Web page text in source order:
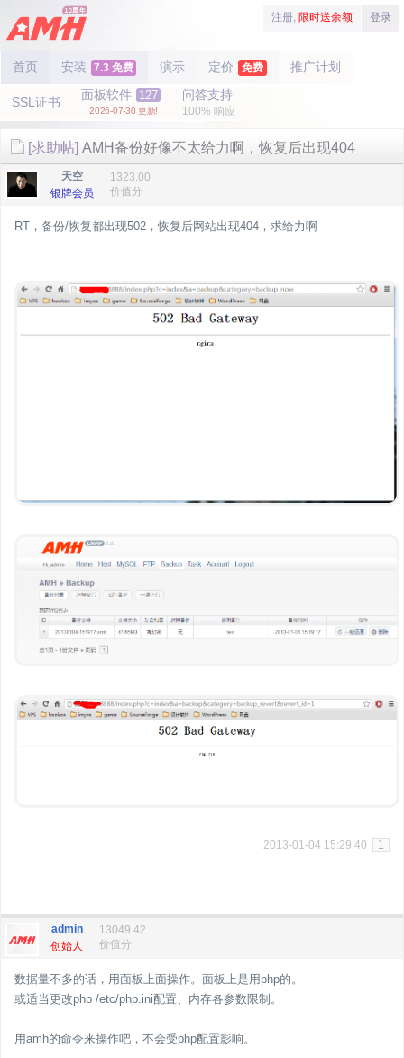
注册, 限时送余额 登录
首页 安装 7.3 免费 演示 定价 免费 推广计划
SSL证书 面板软件 127
2026-07-30 更新!
问答支持
100% 响应
[求助帖] AMH备份好像不太给力啊，恢复后出现404
天空
银牌会员
1323.00
价值分
RT，备份/恢复都出现502，恢复后网站出现404，求给力啊
2013-01-04 15:29:40 1
admin
创始人
13049.42
价值分
数据量不多的话，用面板上面操作。面板上是用php的。
或适当更改php /etc/php.ini配置、内存各参数限制。
用amh的命令来操作吧，不会受php配置影响。